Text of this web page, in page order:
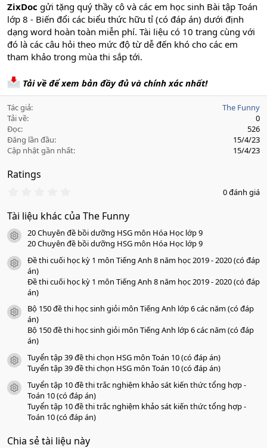
ZixDoc gửi tặng quý thầy cô và các em học sinh Bài tập Toán
lớp 8 - Biến đổi các biểu thức hữu tỉ (có đáp án) dưới định
dạng word hoàn toàn miễn phí. Tài liệu có 10 trang cùng với
đó là các câu hỏi theo mức độ từ dễ đến khó cho các em
tham khảo trong mùa thi sắp tới.
Tải về để xem bản đầy đủ và chính xác nhất!
Tác giả
The Funny
Tải về
0
Đọc
526
Đăng lần đầu
15/4/23
Cập nhật gần nhất
15/4/23
Ratings
0
0
s
a
o
0 đánh giá
Tài liệu khác của The Funny
icon tài liệu
20 Chuyên đề bồi dưỡng HSG môn Hóa Học lớp 9
20 Chuyên đề bồi dưỡng HSG môn Hóa Học lớp 9
icon tài liệu
Đề thi cuối học kỳ 1 môn Tiếng Anh 8 năm học 2019 - 2020 (có đáp
án)
Đề thi cuối học kỳ 1 môn Tiếng Anh 8 năm học 2019 - 2020 (có đáp
án)
icon tài liệu
Bộ 150 đề thi học sinh giỏi môn Tiếng Anh lớp 6 các năm (có đáp
án)
Bộ 150 đề thi học sinh giỏi môn Tiếng Anh lớp 6 các năm (có đáp
án)
icon tài liệu
Tuyển tập 39 đề thi chọn HSG môn Toán 10 (có đáp án)
Tuyển tập 39 đề thi chọn HSG môn Toán 10 (có đáp án)
icon tài liệu
Tuyển tập 10 đề thi trắc nghiệm khảo sát kiến thức tổng hợp -
Toán 10 (có đáp án)
Tuyển tập 10 đề thi trắc nghiệm khảo sát kiến thức tổng hợp -
Toán 10 (có đáp án)
Chia sẻ tài liệu này